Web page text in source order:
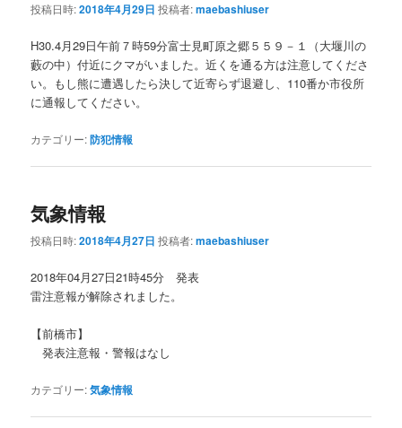
投稿日時:2018年4月29日 投稿者:maebashiuser
H30.4月29日午前７時59分富士見町原之郷５５９－１（大堰川の
藪の中）付近にクマがいました。近くを通る方は注意してくださ
い。もし熊に遭遇したら決して近寄らず退避し、110番か市役所
に通報してください。
カテゴリー:防犯情報
気象情報
投稿日時:2018年4月27日 投稿者:maebashiuser
2018年04月27日21時45分 発表
雷注意報が解除されました。
【前橋市】
発表注意報・警報はなし
カテゴリー:気象情報